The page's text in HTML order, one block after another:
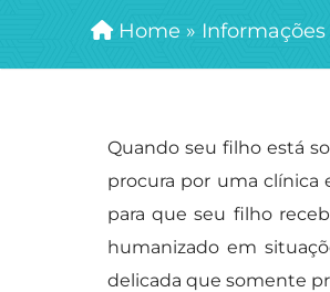
Home » Informações
Quando seu filho está
procura por uma clínica
para que seu filho
humanizado em
delicada que somente